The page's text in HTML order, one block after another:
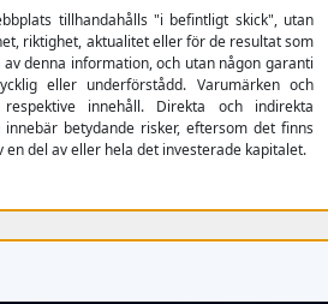
tillhandahålls "i befintligt skick", utan
riktighet, aktualitet eller för de resultat som
denna information, och utan någon garanti
eller underförstådd. Varumärken och
innehåll. Direkta och indirekta
betydande risker, eftersom det finns
del av eller hela det investerade kapitalet.